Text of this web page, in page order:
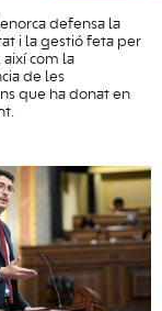
defensa la
i la gestió feta per
així com la
de les
que ha donat en